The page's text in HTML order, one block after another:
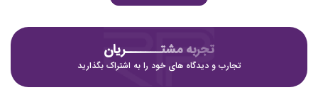
تجربه مشتـــــــریان
تجارب و دیدگاه های خود را به اشتراک بگذارید